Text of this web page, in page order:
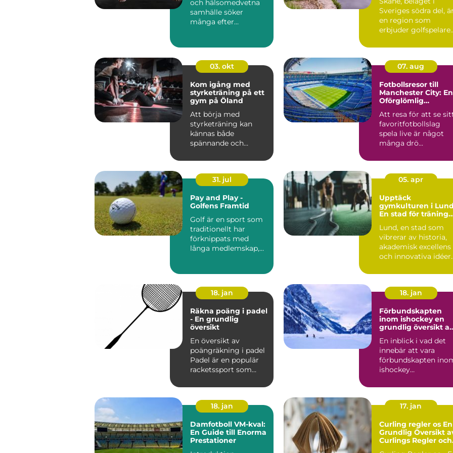
och hälsomedvetna
samhälle söker
många efter
Sveriges södra del, är
en region som
erbjuder golfspelare
03. okt
Kom igång med
styrketräning på ett
gym på Öland
Att börja med
styrketräning kan
kännas både
spännande och
07. aug
Fotbollsresor till
Manchester City: En
Oförglömlig
Att resa för att se
favoritfotbollslag
spela live är något
många drö...
31. jul
Pay and Play -
Golfens Framtid
Golf är en sport som
traditionellt har
förknippats med
långa medlemskap,
05. apr
Upptäck
gymkulturen i
En stad för träning
Lund, en stad som
vibrerar av historia,
akademisk excellens
och innovativa idéer
18. jan
Räkna poäng i padel
- En grundlig
översikt
En översikt av
poängräkning i padel
Padel är en populär
racketssport som
från te...
18. jan
Förbundskapten
inom ishockey en
grundlig översikt av
En inblick i vad det
innebär att vara
förbundskapten
ishockey
en central f...
18. jan
Damfotboll VM-kval:
En Guide till Enorma
Prestationer
17. jan
Curling regler os En
Grundlig Översikt
Curlings Regler och